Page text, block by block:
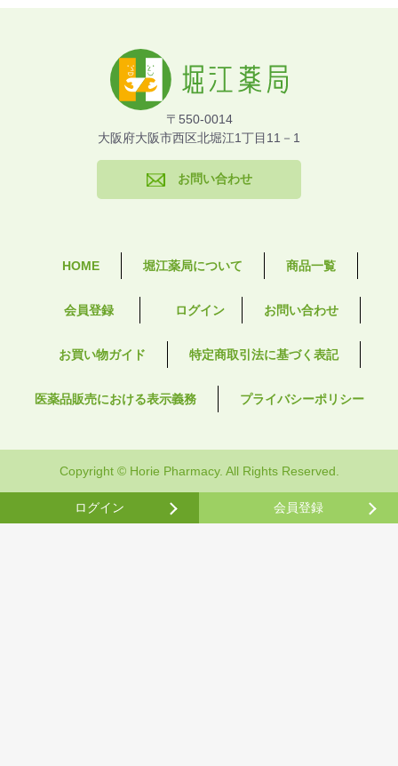
〒550-0014
大阪府大阪市西区北堀江1丁目11－1
お問い合わせ
HOME 堀江薬局について 商品一覧
会員登録 ログイン お問い合わせ
お買い物ガイド 特定商取引法に基づく表記
医薬品販売における表示義務 プライバシーポリシー
Copyright © Horie Pharmacy. All Rights Reserved.
ログイン 会員登録